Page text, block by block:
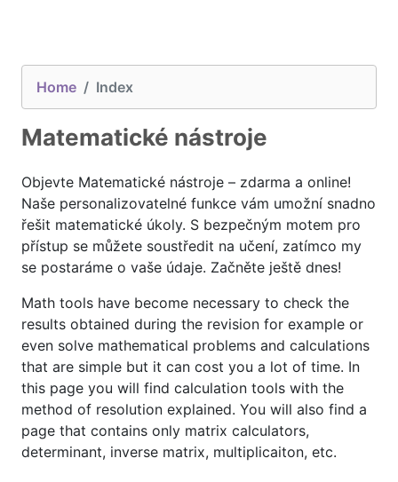
Home Index
Matematické nástroje
Objevte Matematické nástroje – zdarma a online!
Naše personalizovatelné funkce vám umožní snadno
řešit matematické úkoly. S bezpečným motem pro
přístup se můžete soustředit na učení, zatímco my
se postaráme o vaše údaje. Začněte ještě dnes!
Math tools have become necessary to check the
results obtained during the revision for example or
even solve mathematical problems and calculations
that are simple but it can cost you a lot of time. In
this page you will find calculation tools with the
method of resolution explained. You will also find a
page that contains only matrix calculators,
determinant, inverse matrix, multiplicaiton, etc.